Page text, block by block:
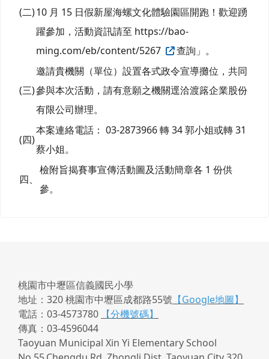
(二)10 月 15 日假新屋海螺文化體驗園區開跑！歡迎踴
躍參加，活動資訊請至 https://bao-
ming.com/eb/content/5267
查詢」。
(三)
邀請貴機關（單位）設置各式政令宣導攤位，共同
參與本次活動，請有意願之機關逕洽渡簬企業股份
有限公司辦理。
(四)
本案連絡電話： 03-2873966 轉 34 郭小姐或轉 31
蔡小姐。
四、
檢附旨揭賽事宣傳活動圖及活動簡章各 1 份供
參。
桃園市中壢區信義國民小學
地址：320 桃園市中壢區成都路55號 【Google地圖】
電話：03-4573780
【分機號碼】
傳真：03-4596044
Taoyuan Municipal Xin Yi Elementary School